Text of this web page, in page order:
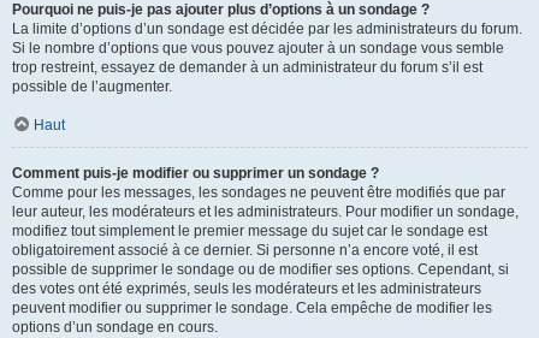
Pourquoi ne puis-je pas ajouter plus d’options à un sondage ?
La limite d’options d’un sondage est décidée par les administrateurs du forum.
Si le nombre d’options que vous pouvez ajouter à un sondage vous semble
trop restreint, essayez de demander à un administrateur du forum s’il est
possible de l’augmenter.
Haut
Comment puis-je modifier ou supprimer un sondage ?
Comme pour les messages, les sondages ne peuvent être modifiés que par
leur auteur, les modérateurs et les administrateurs. Pour modifier un sondage,
modifiez tout simplement le premier message du sujet car le sondage est
obligatoirement associé à ce dernier. Si personne n’a encore voté, il est
possible de supprimer le sondage ou de modifier ses options. Cependant, si
des votes ont été exprimés, seuls les modérateurs et les administrateurs
peuvent modifier ou supprimer le sondage. Cela empêche de modifier les
options d’un sondage en cours.